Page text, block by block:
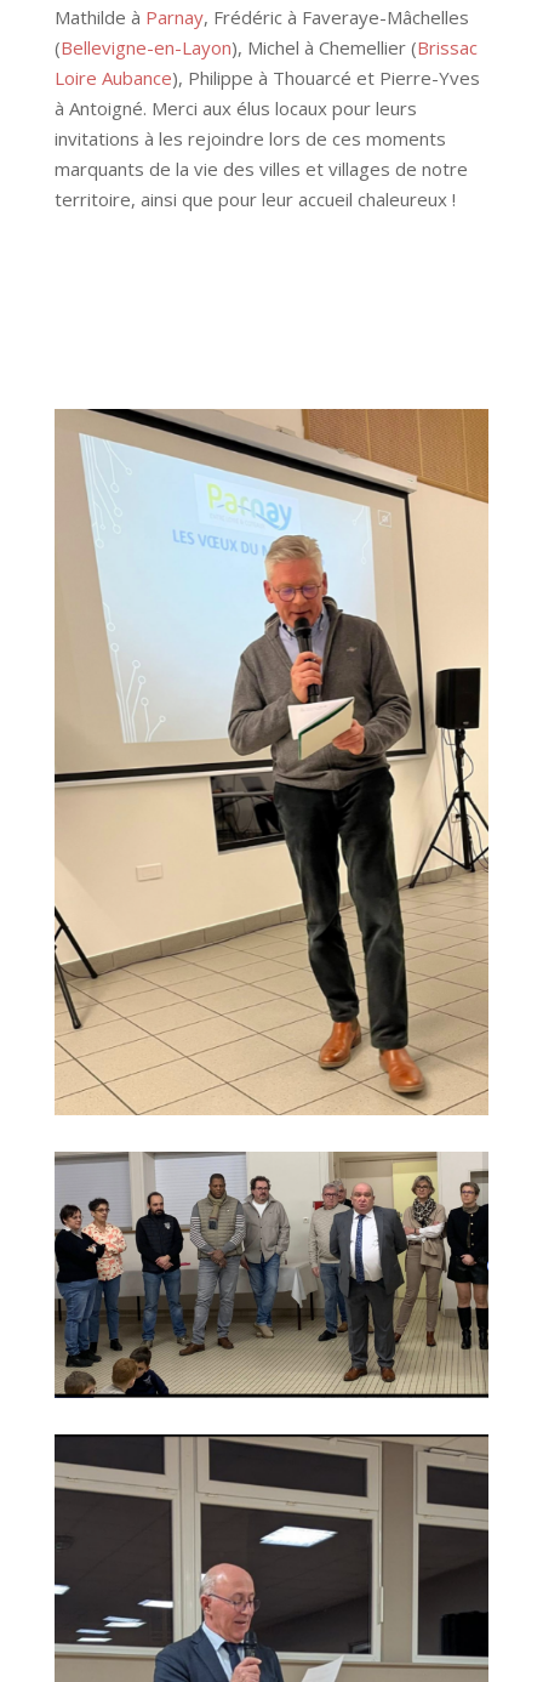
Mathilde à Parnay, Frédéric à Faveraye-Mâchelles
(Bellevigne-en-Layon), Michel à Chemellier (Brissac
Loire Aubance), Philippe à Thouarcé et Pierre-Yves
à Antoigné. Merci aux élus locaux pour leurs
invitations à les rejoindre lors de ces moments
marquants de la vie des villes et villages de notre
territoire, ainsi que pour leur accueil chaleureux !